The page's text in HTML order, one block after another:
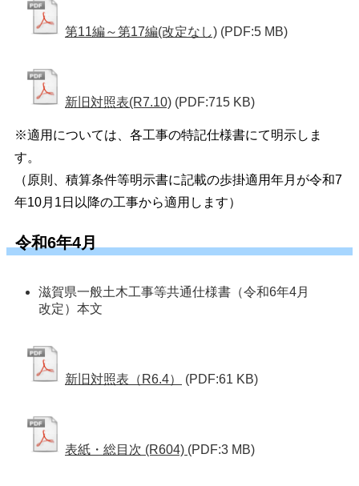
第11編～第17編(改定なし) (PDF:5 MB)
新旧対照表(R7.10) (PDF:715 KB)
※適用については、各工事の特記仕様書にて明示しま
す。
（原則、積算条件等明示書に記載の歩掛適用年月が令和7
年10月1日以降の工事から適用します）
令和6年4月
滋賀県一般土木工事等共通仕様書（令和6年4月
改定）本文
新旧対照表（R6.4） (PDF:61 KB)
表紙・総目次 (R604) (PDF:3 MB)